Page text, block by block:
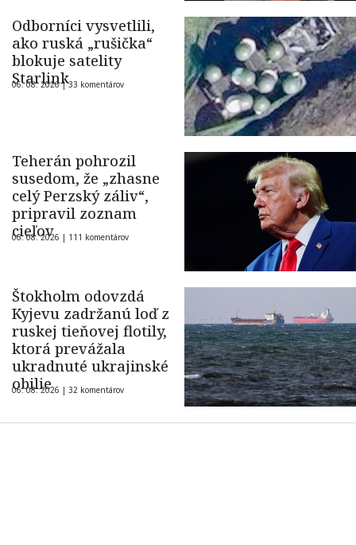
Odborníci vysvetlili,
ako ruská „rušička“
blokuje satelity
Starlink
06. 08. 2026 |33 komentárov
Teherán pohrozil
susedom, že „zhasne
celý Perzský záliv“,
pripravil zoznam
cieľov
06. 08. 2026 | 111 komentárov
Štokholm odovzdá
Kyjevu zadržanú loď z
ruskej tieňovej flotily,
ktorá prevážala
ukradnuté ukrajinské
obilie
06. 08. 2026 | 32 komentárov